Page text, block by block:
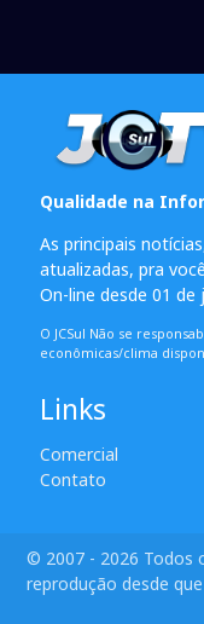
Qualidade na
As principais
atualizadas, pra
On-line desde 01 de
O JCSul Não se
econômicas/clima
Links
Comercial
Contato
© 2007 - 2026 Todos
reprodução desde